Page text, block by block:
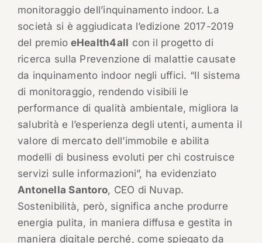
monitoraggio dell’inquinamento indoor. La
società si è aggiudicata l’edizione 2017-2019
del premio eHealth4all con il progetto di
ricerca sulla Prevenzione di malattie causate
da inquinamento indoor negli uffici. “Il sistema
di monitoraggio, rendendo visibili le
performance di qualità ambientale, migliora la
salubrità e l’esperienza degli utenti, aumenta il
valore di mercato dell’immobile e abilita
modelli di business evoluti per chi costruisce
servizi sulle informazioni”, ha evidenziato
Antonella Santoro, CEO di Nuvap.
Sostenibilità, però, significa anche produrre
energia pulita, in maniera diffusa e gestita in
maniera digitale perché, come spiegato da